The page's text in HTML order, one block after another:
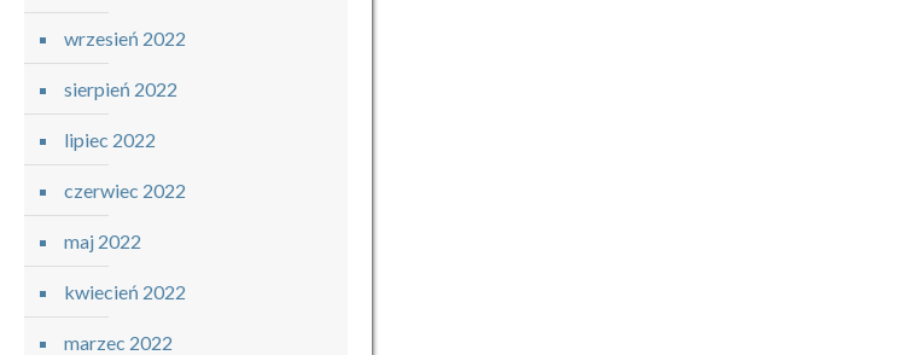
wrzesień 2022
sierpień 2022
lipiec 2022
czerwiec 2022
maj 2022
kwiecień 2022
marzec 2022